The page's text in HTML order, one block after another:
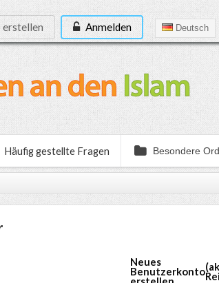
erstellen Anmelden Deutsch
Häufig gestellte Fragen Besondere
Neues
Benutzerkonto